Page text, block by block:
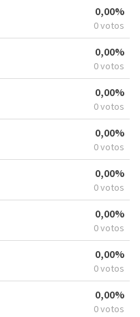
0,00%
0 votos
0,00%
0 votos
0,00%
0 votos
0,00%
0 votos
0,00%
0 votos
0,00%
0 votos
0,00%
0 votos
0,00%
0 votos